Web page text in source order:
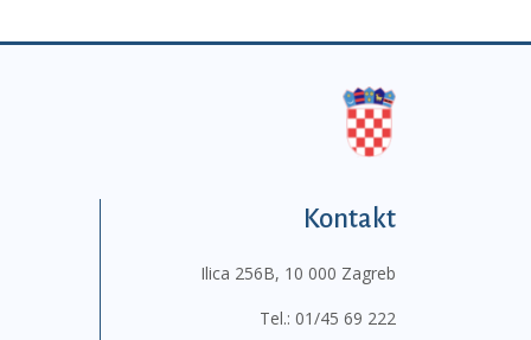
Kontakt
Ilica 256B, 10 000 Zagreb
Tel.: 01/45 69 222